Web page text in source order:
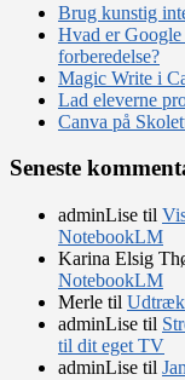
Brug kunstig
Hvad er Google
forberedelse?
Magic Write i
Lad eleverne
Canva på
Seneste
adminLise til
NotebookLM
Karina Elsig
NotebookLM
Merle til
adminLise til
til dit eget TV
adminLise til